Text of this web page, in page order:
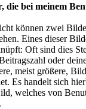
die bei meinem
können zwei
Eines dieser
Oft sind dies
oder
meist größere,
Es handelt sich
welches von